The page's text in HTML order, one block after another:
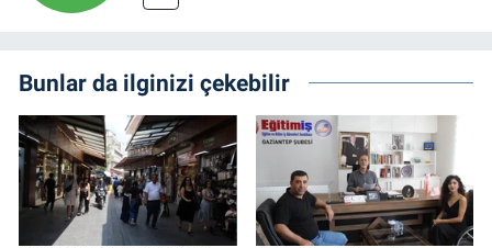
Bunlar da ilginizi çekebilir